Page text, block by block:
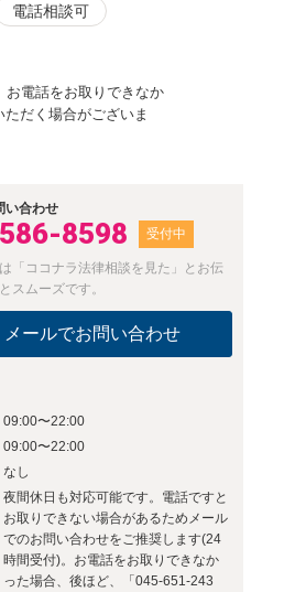
電話相談可
お電話をお取りできなか
だく場合がございま
い合わせ
8598 受付中
「ココナラ法律相談を見た」とお伝
スムーズです。
メールでお問い合わせ
09:00〜22:00
09:00〜22:00
なし
夜間休日も対応可能です。電話ですと
お取りできない場合があるためメール
でのお問い合わせをご推奨します(24
時間受付)。お電話をお取りできなか
った場合、後ほど、「045-651-243